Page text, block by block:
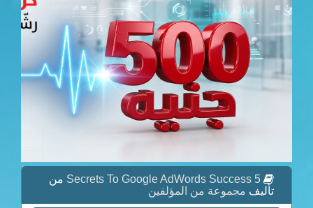
5 Secrets To Google AdWords Success
من
تأليف مجموعة من المؤلفين